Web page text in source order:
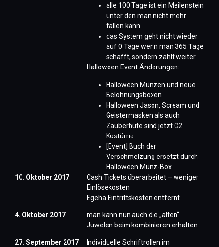
alle 100 Tage ist ein Meilenstein
unter den man nicht mehr
fallen kann
das System geht nicht wieder
auf 0 Tage wenn man 365 Tage
schafft, sondern zählt weiter
Halloween Event Änderungen:
Halloween Münzen und neue
Belohnungsboxen
​Halloween Jason, Scream und
Geistermasken als auch
Zauberhüte sind jetzt C2
Kostüme
[Event] Buch der
Verschmelzung ersetzt durch
Halloween Münz-Box
10. Oktober 2017
Cash Tickets überarbeitet – weniger
Einlösekosten
Egeha Eintrittskosten entfernt
4. Oktober 2017
man kann nun auch die „alten“
Juwelen beim kombinieren erhalten
27. September 2017
Individuelle Schriftrollen im